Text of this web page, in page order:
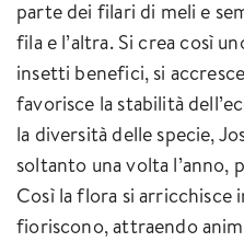
parte dei filari di meli e
fila e l’altra. Si crea così
insetti benefici, si
favorisce la stabilità
la diversità delle specie,
soltanto una volta l’anno,
Così la flora si arricchisce
fioriscono, attraendo